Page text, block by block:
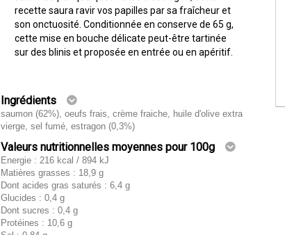
recette saura ravir vos papilles par sa fraîcheur et
son onctuosité. Conditionnée en conserve de 65 g,
cette mise en bouche délicate peut-être tartinée
sur des blinis et proposée en entrée ou en apéritif.
Ingrédients
saumon (62%), oeufs frais, crème fraiche, huile d'olive extra
vierge, sel fumé, estragon (0,3%)
Valeurs nutritionnelles moyennes pour 100g
Energie : 216 kcal / 894 kJ
Matières grasses : 18,9 g
Dont acides gras saturés : 6,4 g
Glucides : 0,4 g
Dont sucres : 0,4 g
Protéines : 10,6 g